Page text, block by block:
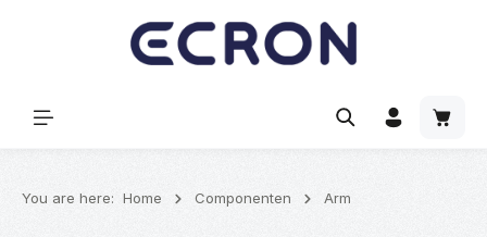
You are here: Home Componenten Arm